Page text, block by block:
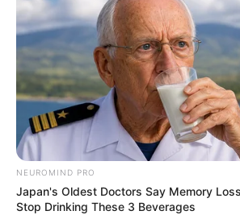
122mm range 52km?
Dahsyaaaatt..!!
Ojongeyel 07/04/
beli aja tapi harus
distanata 08/04/2020
NEUROMIND PRO
Japan's Oldest Doctors Say Memory
Stop Drinking These 3 Beverages